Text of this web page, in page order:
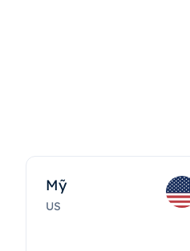
Mỹ
US